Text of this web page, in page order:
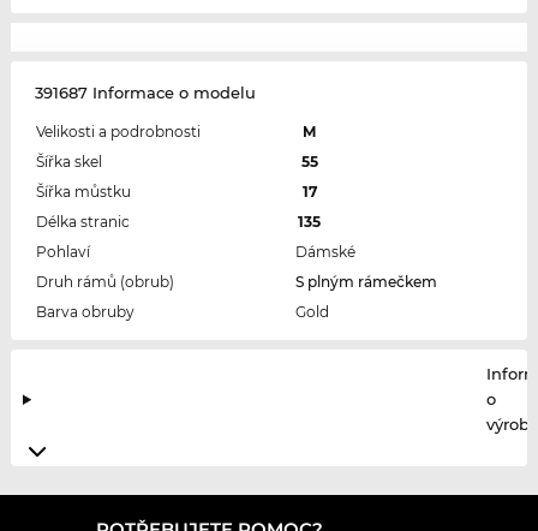
391687 Informace o modelu
Velikosti a podrobnosti
M
Šířka skel
55
Šířka můstku
17
Délka stranic
135
Pohlaví
Dámské
Druh rámů (obrub)
S plným rámečkem
Barva obruby
Gold
o